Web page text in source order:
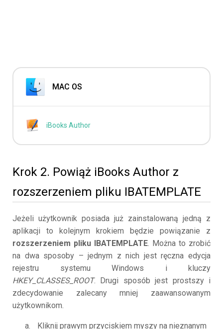
MAC OS
iBooks Author
Krok 2. Powiąż iBooks Author z
rozszerzeniem pliku IBATEMPLATE
Jeżeli użytkownik posiada już zainstalowaną jedną z
aplikacji to kolejnym krokiem będzie powiązanie z
rozszerzeniem pliku IBATEMPLATE. Można to zrobić
na dwa sposoby – jednym z nich jest ręczna edycja
rejestru systemu Windows i kluczy
HKEY_CLASSES_ROOT. Drugi sposób jest prostszy i
zdecydowanie zalecany mniej zaawansowanym
użytkownikom.
Kliknij prawym przyciskiem myszy na nieznanym